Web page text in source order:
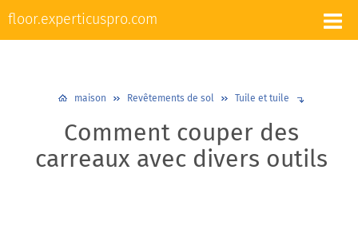
floor.experticuspro.com
L'appareil et la réparation des sols
Plancher chaud Plinthes Design et décoration
maison Revêtements de sol Tuile et tuile
Comment couper des
carreaux avec divers outils